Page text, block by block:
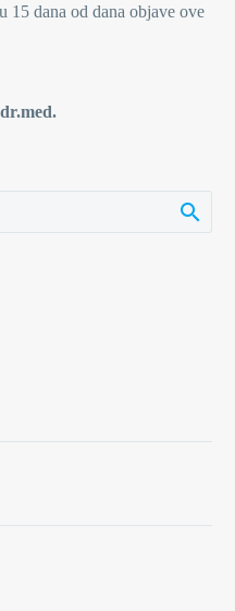
dana od dana objave ove